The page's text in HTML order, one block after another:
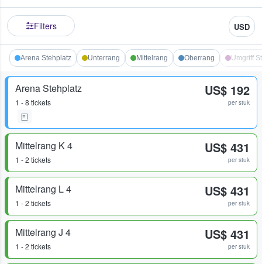
Filters USD
Arena Stehplatz Unterrang Mittelrang Oberrang Umgriff
Arena Stehplatz
1 - 8 tickets
US$ 192
per stuk
Mittelrang K 4
1 - 2 tickets
US$ 431
per stuk
Mittelrang L 4
1 - 2 tickets
US$ 431
per stuk
Mittelrang J 4
1 - 2 tickets
US$ 431
per stuk